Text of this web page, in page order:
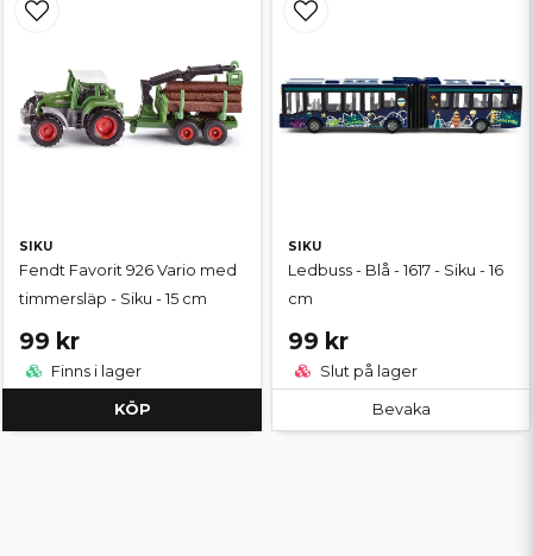
SIKU
Fendt Favorit 926 Vario med
timmersläp - Siku - 15 cm
99 kr
Finns i lager
KÖP
SIKU
Ledbuss - Blå - 1617 - Siku - 16
cm
99 kr
Slut på lager
Bevaka